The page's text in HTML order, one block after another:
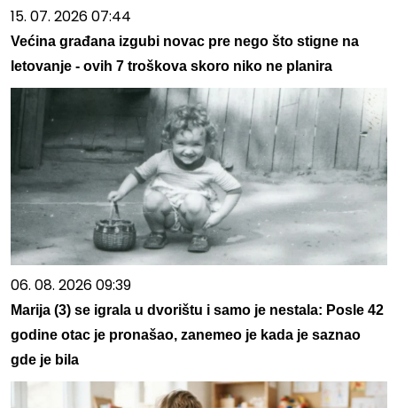
15. 07. 2026 07:44
Većina građana izgubi novac pre nego što stigne na
letovanje - ovih 7 troškova skoro niko ne planira
06. 08. 2026 09:39
Marija (3) se igrala u dvorištu i samo je nestala: Posle 42
godine otac je pronašao, zanemeo je kada je saznao
gde je bila